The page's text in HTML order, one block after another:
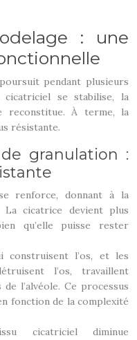
: une
pendant plusieurs
cicatriciel se stabilise, la
reconstitue. À terme, la
résistante.
granulation :
renforce, donnant à la
cicatrice devient plus
qu’elle puisse rester
construisent l’os, et les
l’os, travaillent
l’alvéole. Ce processus
fonction de la complexité
cicatriciel diminue